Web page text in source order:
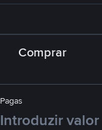
Comprar
Pagas